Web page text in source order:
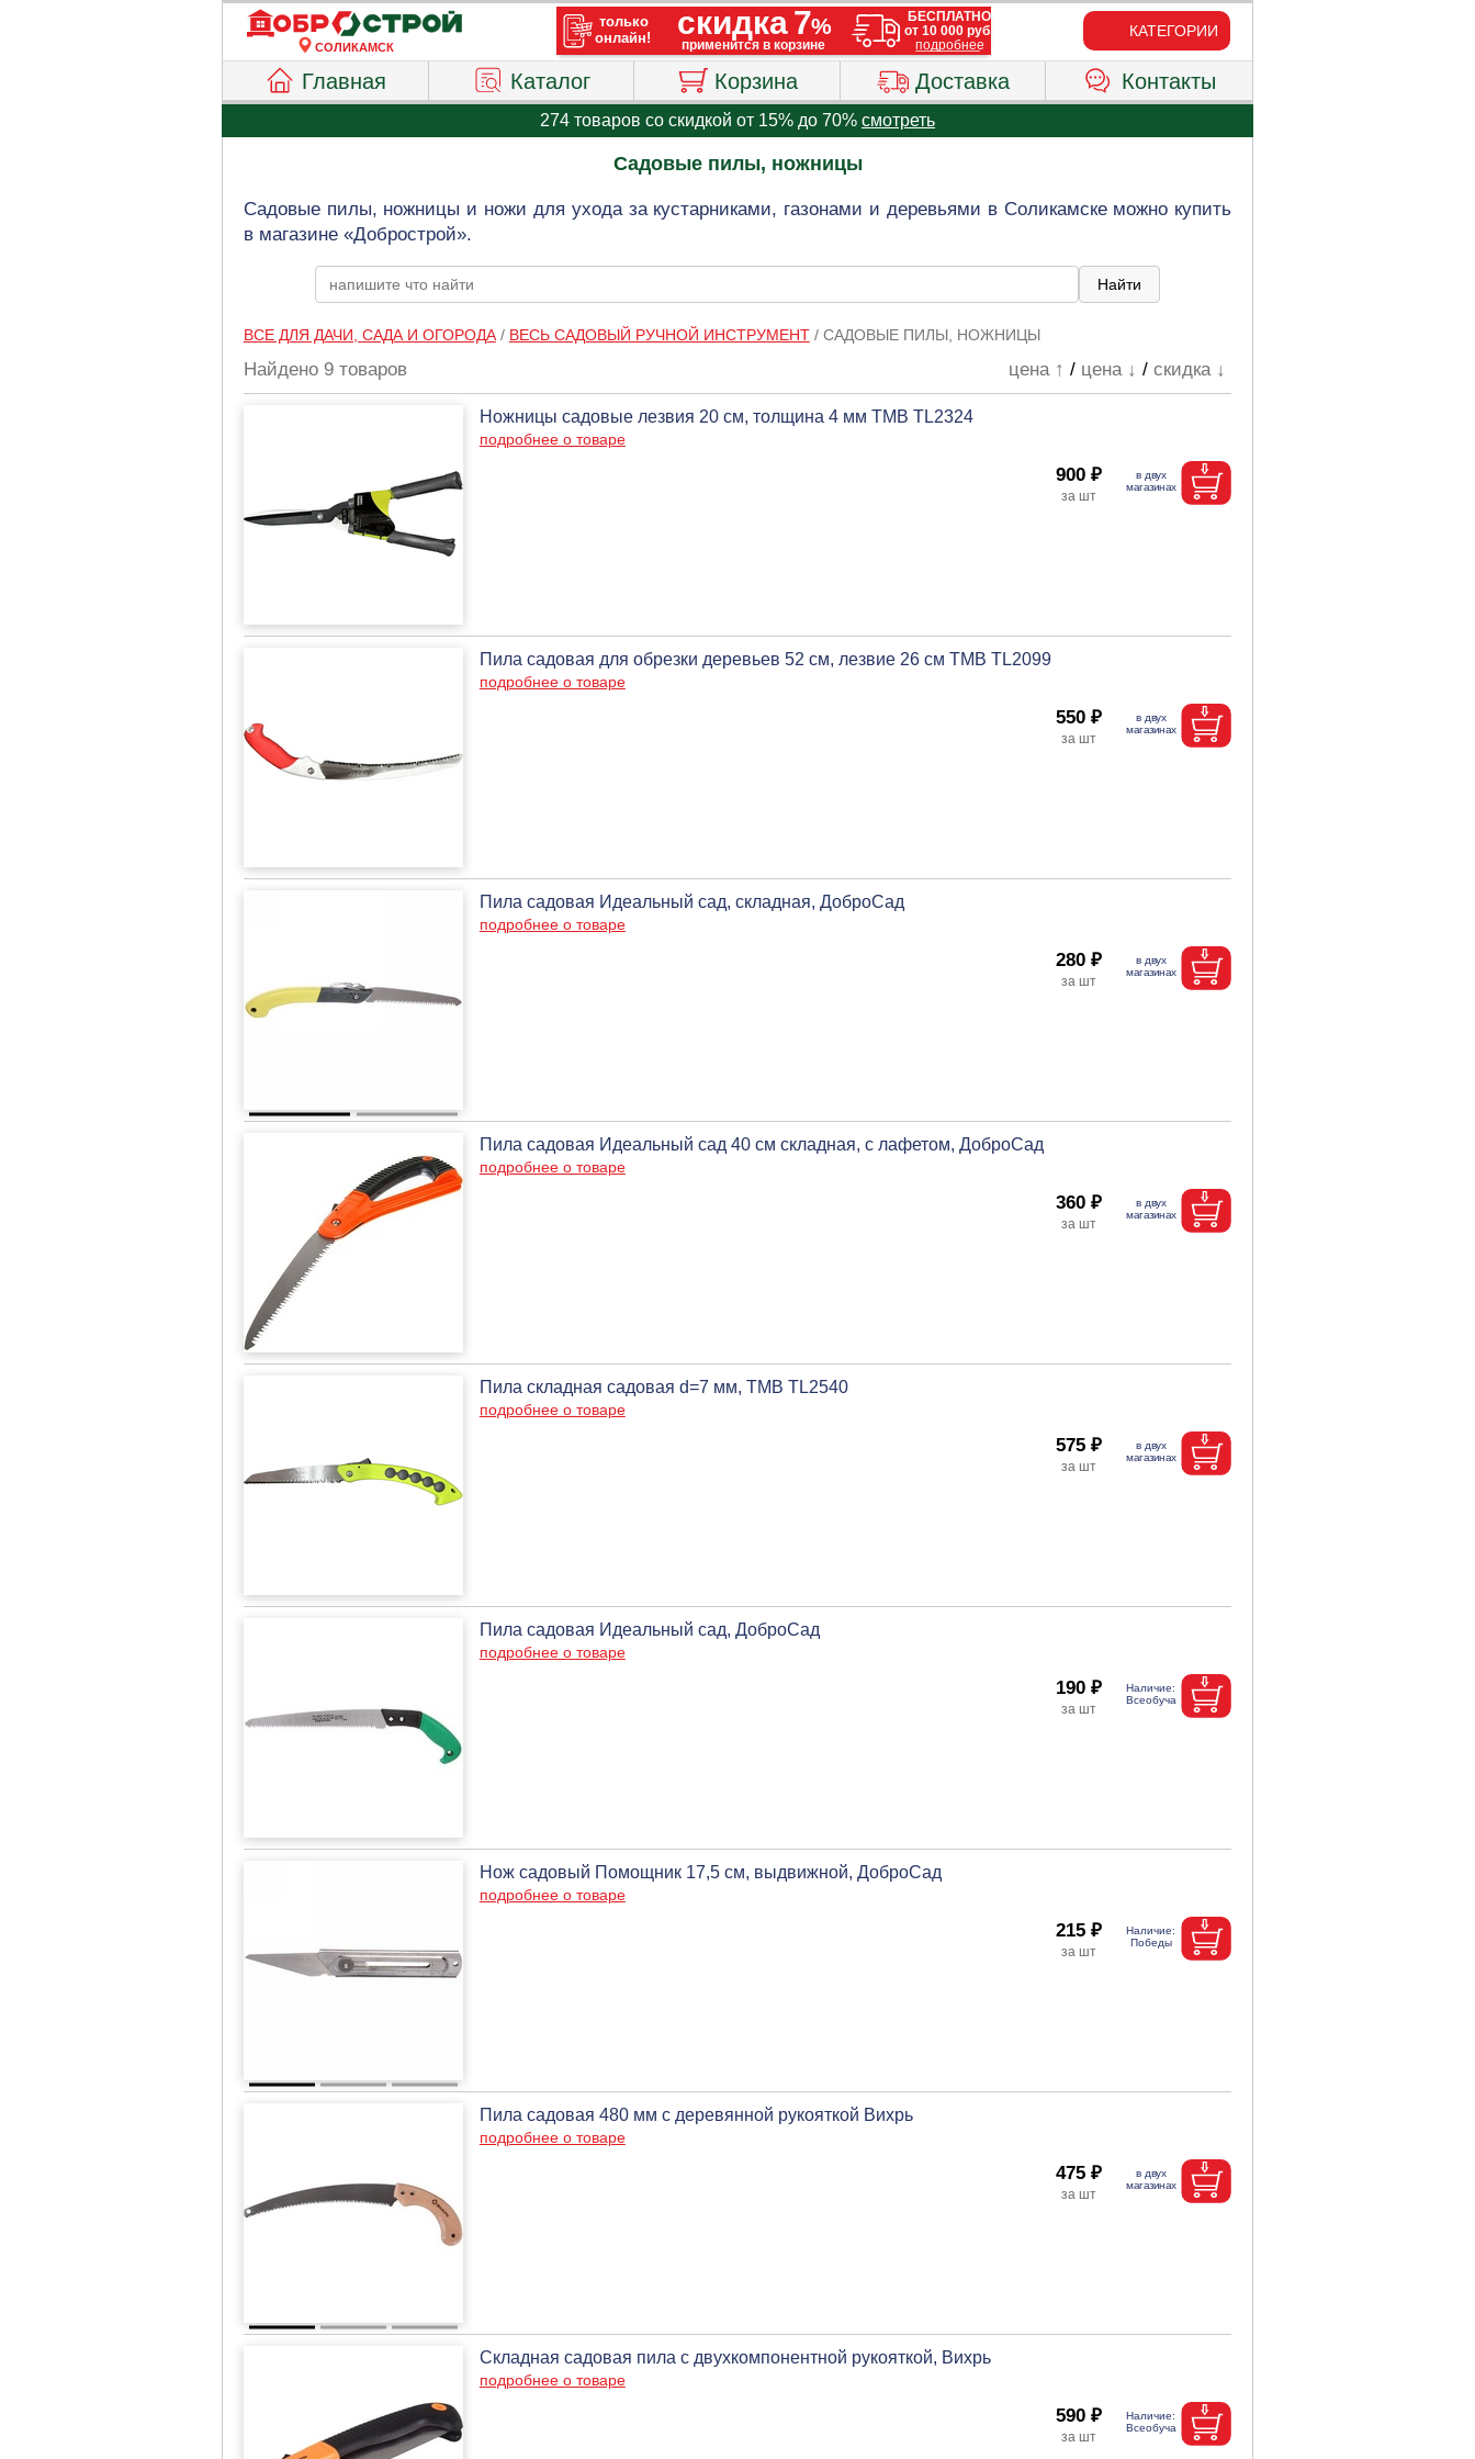
СОЛИКАМСК
КАТЕГОРИИ
Главная Каталог Корзина Доставка Контакты
274 товаров со скидкой от 15% до 70% смотреть
Садовые пилы, ножницы
Садовые пилы, ножницы и ножи для ухода за кустарниками, газонами и деревьями в Соликамске можно купить
в магазине «Добрострой».
ВСЕ ДЛЯ ДАЧИ, САДА И ОГОРОДА/ ВЕСЬ САДОВЫЙ РУЧНОЙ ИНСТРУМЕНТ/ САДОВЫЕ ПИЛЫ, НОЖНИЦЫ
Найдено 9 товаров цена ↑ / цена ↓ /скидка ↓
Ножницы садовые лезвия 20 см, толщина 4 мм ТМВ TL2324
подробнее о товаре
900 ₽
Пила садовая для обрезки деревьев 52 см, лезвие 26 см ТМВ TL2099
подробнее о товаре
550 ₽
Пила садовая Идеальный сад, складная, ДоброСад
подробнее о товаре
280 ₽
Пила садовая Идеальный сад 40 см складная, с лафетом, ДоброСад
подробнее о товаре
360 ₽
Пила складная садовая d=7 мм, ТМВ TL2540
подробнее о товаре
575 ₽
Пила садовая Идеальный сад, ДоброСад
подробнее о товаре
190 ₽
Нож садовый Помощник 17,5 см, выдвижной, ДоброСад
подробнее о товаре
215 ₽
Пила садовая 480 мм с деревянной рукояткой Вихрь
подробнее о товаре
475 ₽
Складная садовая пила с двухкомпонентной рукояткой, Вихрь
подробнее о товаре
590 ₽